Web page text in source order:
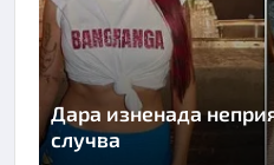
Дара изненада
случва